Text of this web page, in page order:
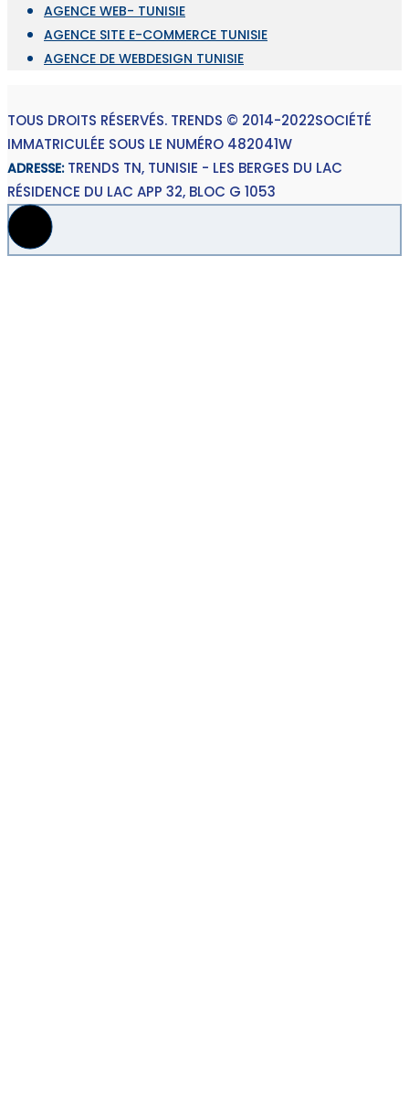
AGENCE WEB- TUNISIE
AGENCE SITE E-COMMERCE TUNISIE
AGENCE DE WEBDESIGN TUNISIE
TOUS DROITS RÉSERVÉS. TRENDS © 2014-2022SOCIÉTÉ
IMMATRICULÉE SOUS LE NUMÉRO 482041W
ADRESSE:TRENDS TN, TUNISIE - LES BERGES DU LAC
RÉSIDENCE DU LAC APP 32, BLOC G 1053